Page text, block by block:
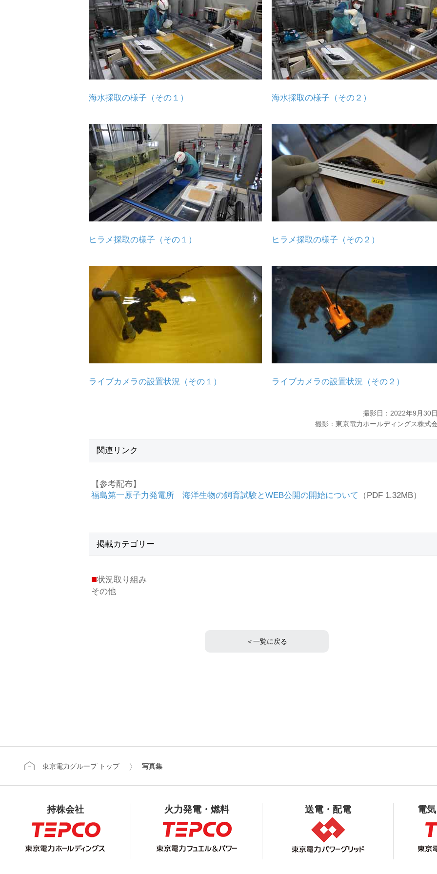
海水採取の様子（その１） 海水採取の様子（その２）
ヒラメ採取の様子（その１） ヒラメ採取の様子（その２）
ライブカメラの設置状況（その１） ライブカメラの設置状況（その２）
撮影日：2022年9月30
撮影：東京電力ホールディングス株式
関連リンク
【参考配布】
福島第一原子力発電所 海洋生物の飼育試験とWEB公開の開始について
（PDF 1.32MB）
掲載カテゴリー
■状況取り組み
その他
＜一覧に戻る
東京電力グループ トップ 写真集
持株会社 火力発電・燃料 送電・配電 電